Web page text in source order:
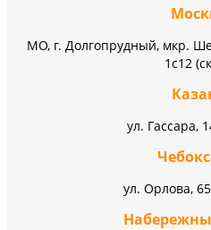
МО, г. Долгопрудный, мкр.
1с12
ул. Гассара,
ул. Орлова,